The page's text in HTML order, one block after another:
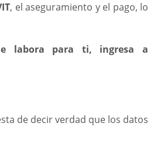
, el aseguramiento y el pago, lo
labora para ti, ingresa a
de decir verdad que los datos